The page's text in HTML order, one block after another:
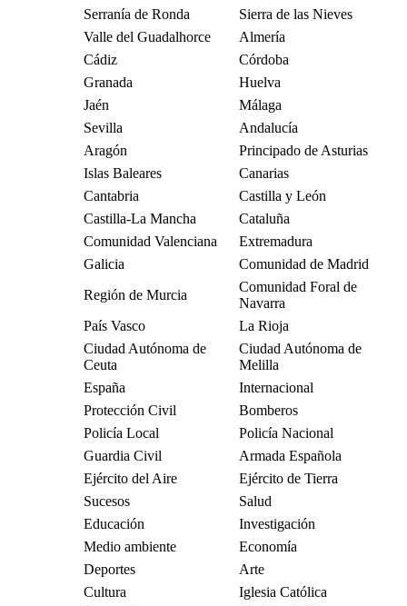
Serranía de Ronda
Sierra de las Nieves
Valle del Guadalhorce
Almería
Cádiz
Córdoba
Granada
Huelva
Jaén
Málaga
Sevilla
Andalucía
Aragón
Principado de Asturias
Islas Baleares
Canarias
Cantabria
Castilla y León
Castilla-La Mancha
Cataluña
Comunidad Valenciana
Extremadura
Galicia
Comunidad de Madrid
Región de Murcia
Comunidad Foral de
Navarra
País Vasco
La Rioja
Ciudad Autónoma de
Ceuta
Ciudad Autónoma de
Melilla
España
Internacional
Protección Civil
Bomberos
Policía Local
Policía Nacional
Guardia Civil
Armada Española
Ejército del Aire
Ejército de Tierra
Sucesos
Salud
Educación
Investigación
Medio ambiente
Economía
Deportes
Arte
Cultura
Iglesia Católica